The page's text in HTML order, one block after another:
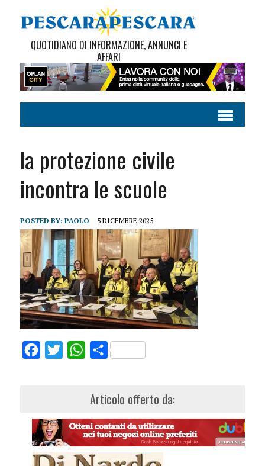
QUOTIDIANO DI INFORMAZIONE, ANNUNCI E
AFFARI
la protezione civile
incontra le scuole
POSTED BY: PAOLO 5 DICEMBRE 2025
FacebookTwitterWhatsApp
Share
Articolo offerto da: